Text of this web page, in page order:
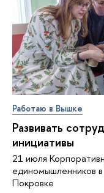
Работаю в Вышке
Развивать
инициативы
21 июля
единомышленников
Покровке